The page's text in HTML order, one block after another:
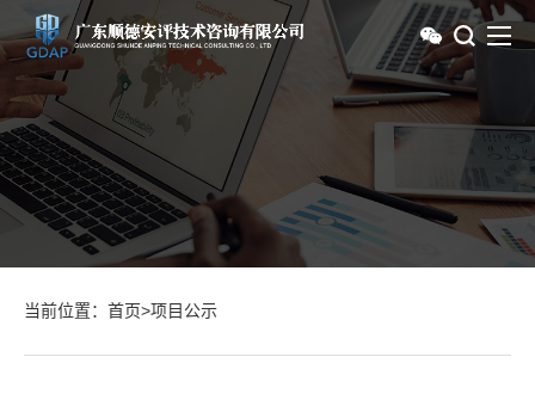
当前位置： 首页>项目公示